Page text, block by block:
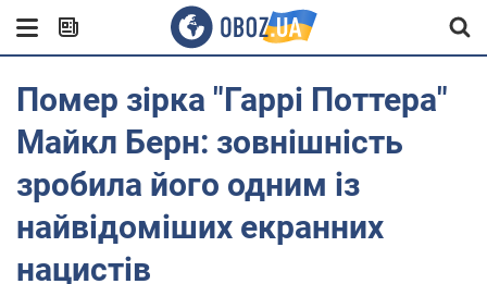
Помер зірка "Гаррі Поттера"
Майкл Берн: зовнішність
зробила його одним із
найвідоміших екранних
нацистів